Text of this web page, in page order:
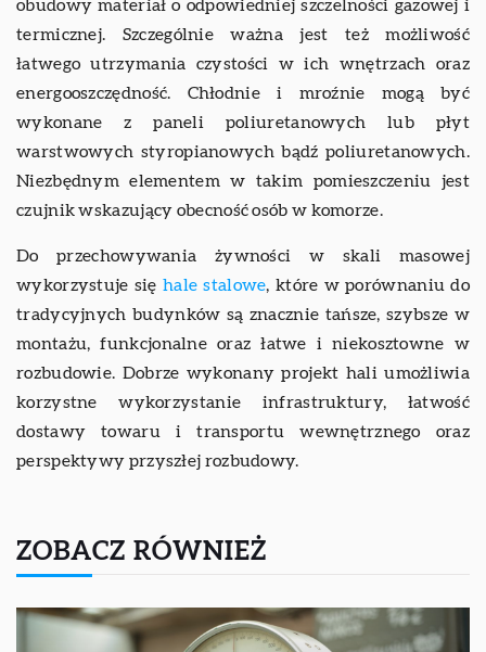
obudowy materiał o odpowiedniej szczelności gazowej i
termicznej. Szczególnie ważna jest też możliwość
łatwego utrzymania czystości w ich wnętrzach oraz
energooszczędność. Chłodnie i mroźnie mogą być
wykonane z paneli poliuretanowych lub płyt
warstwowych styropianowych bądź poliuretanowych.
Niezbędnym elementem w takim pomieszczeniu jest
czujnik wskazujący obecność osób w komorze.
Do przechowywania żywności w skali masowej
wykorzystuje się hale stalowe, które w porównaniu do
tradycyjnych budynków są znacznie tańsze, szybsze w
montażu, funkcjonalne oraz łatwe i niekosztowne w
rozbudowie. Dobrze wykonany projekt hali umożliwia
korzystne wykorzystanie infrastruktury, łatwość
dostawy towaru i transportu wewnętrznego oraz
perspektywy przyszłej rozbudowy.
ZOBACZ RÓWNIEŻ